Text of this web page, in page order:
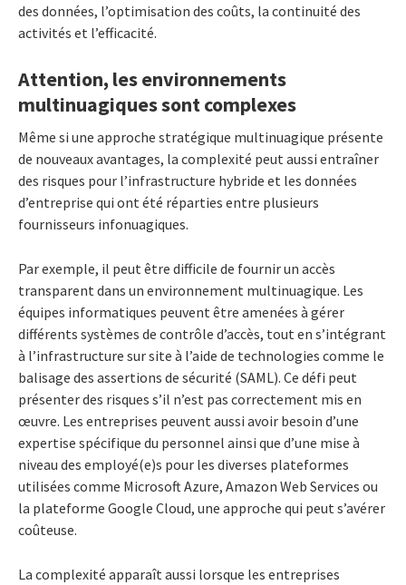
des données, l’optimisation des coûts, la continuité des
activités et l’efficacité.
Attention, les environnements
multinuagiques sont complexes
Même si une approche stratégique multinuagique présente
de nouveaux avantages, la complexité peut aussi entraîner
des risques pour l’infrastructure hybride et les données
d’entreprise qui ont été réparties entre plusieurs
fournisseurs infonuagiques.
Par exemple, il peut être difficile de fournir un accès
transparent dans un environnement multinuagique. Les
équipes informatiques peuvent être amenées à gérer
différents systèmes de contrôle d’accès, tout en s’intégrant
à l’infrastructure sur site à l’aide de technologies comme le
balisage des assertions de sécurité (SAML). Ce défi peut
présenter des risques s’il n’est pas correctement mis en
œuvre. Les entreprises peuvent aussi avoir besoin d’une
expertise spécifique du personnel ainsi que d’une mise à
niveau des employé(e)s pour les diverses plateformes
utilisées comme Microsoft Azure, Amazon Web Services ou
la plateforme Google Cloud, une approche qui peut s’avérer
coûteuse.
La complexité apparaît aussi lorsque les entreprises